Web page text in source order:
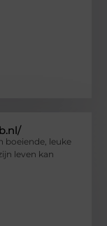
boeiende, leuke
leven kan